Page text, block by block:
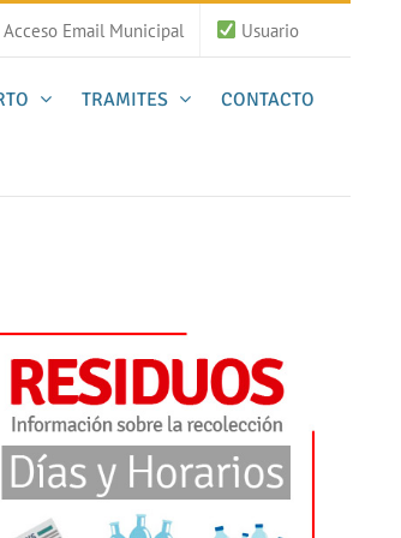
Acceso Email Municipal Usuario
TRAMITES CONTACTO